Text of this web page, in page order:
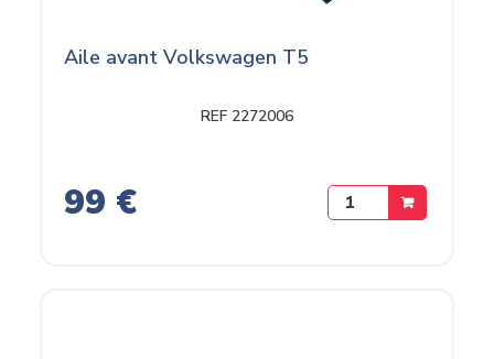
Aile avant Volkswagen T5
REF 2272006
99 €